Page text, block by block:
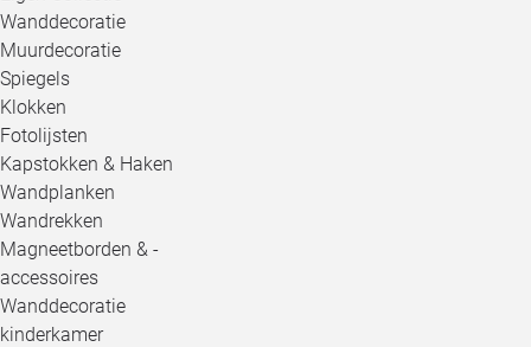
Wanddecoratie
Muurdecoratie
Spiegels
Klokken
Fotolijsten
Kapstokken & Haken
Wandplanken
Wandrekken
Magneetborden & -
accessoires
Wanddecoratie
kinderkamer